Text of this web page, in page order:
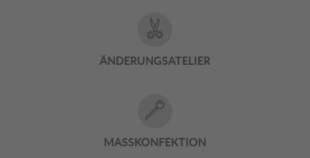
ÄNDERUNGSATELIER
MASSKONFEKTION